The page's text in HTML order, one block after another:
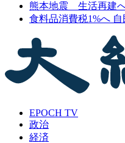
熊本地震 生活再建
食料品消費税1%へ
EPOCH TV
政治
経済